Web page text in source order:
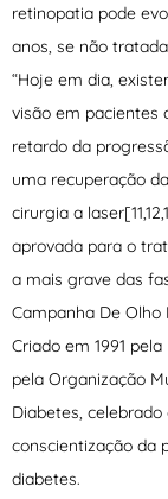
retinopatia pode
anos, se não
“Hoje em dia,
visão em pacientes
retardo da
uma recuperação
cirurgia a
aprovada para o
a mais grave das
Campanha De Olho
Criado em 1991
pela Organização
Diabetes,
conscientização da
diabetes.